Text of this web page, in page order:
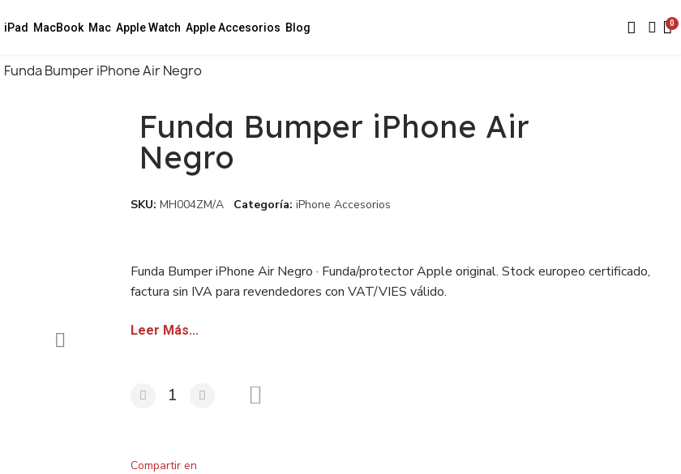
iPad MacBook Mac Apple Watch Apple Accesorios Blog
Funda Bumper iPhone Air Negro
Funda Bumper iPhone Air
Negro
SKU MH004ZM/A Categoría iPhone Accesorios
Funda Bumper iPhone Air Negro · Funda/protector Apple original. Stock europeo certificado,
factura sin IVA para revendedores con VAT/VIES válido.
Leer Más...
Compartir en